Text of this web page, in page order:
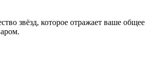
звёзд, которое отражает ваше общее